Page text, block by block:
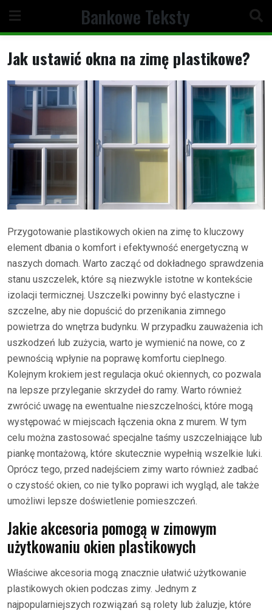
content
Bankowe Teksty
Jak ustawić okna na zimę plastikowe?
Przygotowanie plastikowych okien na zimę to kluczowy
element dbania o komfort i efektywność energetyczną w
naszych domach. Warto zacząć od dokładnego sprawdzenia
stanu uszczelek, które są niezwykle istotne w kontekście
izolacji termicznej. Uszczelki powinny być elastyczne i
szczelne, aby nie dopuścić do przenikania zimnego
powietrza do wnętrza budynku. W przypadku zauważenia ich
uszkodzeń lub zużycia, warto je wymienić na nowe, co z
pewnością wpłynie na poprawę komfortu cieplnego.
Kolejnym krokiem jest regulacja okuć okiennych, co pozwala
na lepsze przyleganie skrzydeł do ramy. Warto również
zwrócić uwagę na ewentualne nieszczelności, które mogą
występować w miejscach łączenia okna z murem. W tym
celu można zastosować specjalne taśmy uszczelniające lub
piankę montażową, które skutecznie wypełnią wszelkie luki.
Oprócz tego, przed nadejściem zimy warto również zadbać
o czystość okien, co nie tylko poprawi ich wygląd, ale także
umożliwi lepsze doświetlenie pomieszczeń.
Jakie akcesoria pomogą w zimowym
użytkowaniu okien plastikowych
Właściwe akcesoria mogą znacznie ułatwić użytkowanie
plastikowych okien podczas zimy. Jednym z
najpopularniejszych rozwiązań są rolety lub żaluzje, które